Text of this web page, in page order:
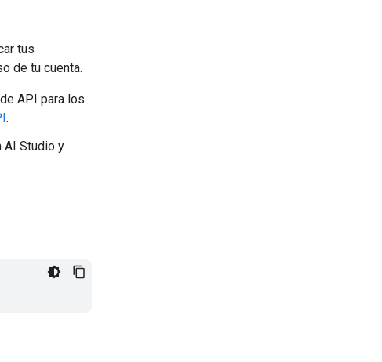
tus
de tu cuenta.
API para los
.
AI Studio y